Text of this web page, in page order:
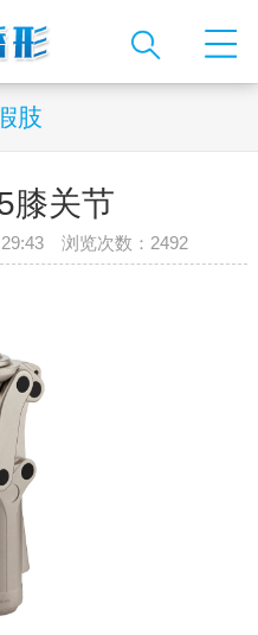
肢
膝关节
浏览次数： 2492